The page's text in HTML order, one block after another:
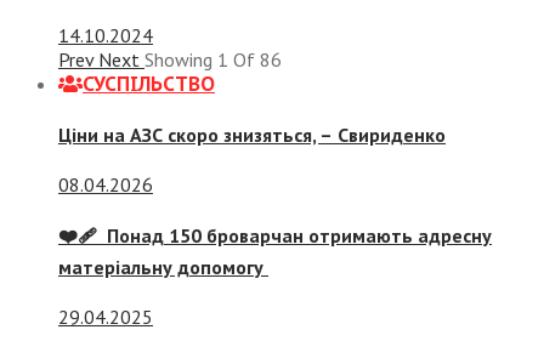
14.10.2024
Prev Next Showing 1 Of 86
СУСПIЛЬСТВО
Ціни на АЗС скоро знизяться, – Свириденко
08.04.2026
❤️‍🩹 Понад 150 броварчан отримають адресну
матеріальну допомогу
29.04.2025